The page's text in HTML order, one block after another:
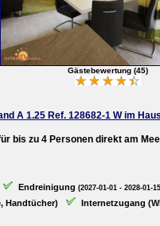
Gästebewertung (45)
1.25 Ref. 128682-1 W im Haus
zu 4 Personen direkt am Meer
Endreinigung(2027-01-01 - 2028-01-15)
Internetzugang (WLAN)